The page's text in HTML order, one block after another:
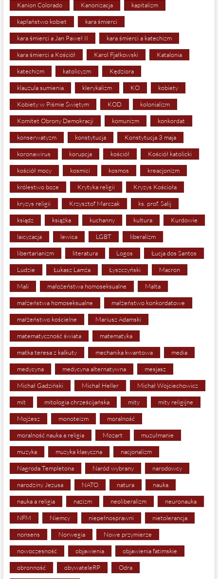
Kanion Colorado Kanonizacja kapitalizm
kapłaństwo kobiet kara śmierci
kara śmierci a Jan Paweł II kara śmierci a katechizm
kara śmierci a Kościół Karol Fjałkowski Katalonia
katechizm katolicyzm Kędziora
klauzula sumienia klerykalizm KO kobiety
Kobiety w Piśmie Świętym KOD kolonializm
Komitet Obrony Demokracji komunizm konkordat
konserwatyzm konstytucja Konstytucja 3 maja
koronawirus korupcja kościół Kościół katolicki
kościół mocy kosmici kosmos kreacjonizm
królestwo boze Krytyka religii Kryzys Kościoła
kryzys religii Krzysztof Marczak ks. prof. Salij
ksiądz książka kuchanny kultura Kurdowie
laicyzacja lewica LGBT liberalizm
libertarianizm literatura Logos Łucja dos Santos
Ludzie Łukasz Lamża Łyszczyński Macron
Mali małożeństwa homoseksualne Malta
małżeństwa homoseksualne małżeństwo konkordatowe
małżeństwo kościelne Mariusz Adamski
matematyczność świata matematyka
matka teresa z kalkuty mechanika kwantowa media
medycyna medycyna alternatywna mesjasz
Michał Gadziński Michał Heller Michał Wojciechowicz
mit mitologia chrześcijańska mity mity religijne
Mojżesz monoteizm moralność
moralność nauka a religia Mozart muzułmanie
muzyka muzyka klasyczna nacjonalizm
Nagroda Templetona Naród wybrany narodowcy
narodziny Jezusa NATO natura nauka
nauka a religia nazizm neoliberalizm neuronauka
NFM Niemcy niepełnosprawni nietolerancja
nonsens Norwegia Nowe przymierze
nowoczesność objawienia objawienia fatimskie
obronność obywateleRP Odra